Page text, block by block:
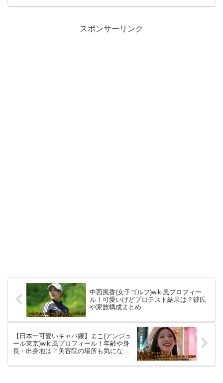
スポンサーリンク
中西風香(女子ゴルフ)wiki風プロフィー
ル！可愛いけどプロテスト結果は？彼氏
や家族構成まとめ
【日本一可愛いキャバ嬢】まこ(アンジュ
ール東京)wiki風プロフィール！年齢や身
長・出身地は？美容院の場所も気にな